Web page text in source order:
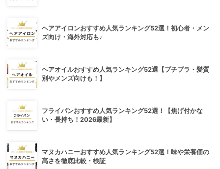
ヘアアイロンおすすめ人気ランキング52選！初心者・メン
ズ向け・海外対応も♪
ヘアオイルおすすめ人気ランキング52選【プチプラ・髪質
別やメンズ向けも！】
フライパンおすすめ人気ランキング52選！【焦げ付かな
い・長持ち！2026最新】
マヌカハニーおすすめ人気ランキング52選！味や栄養価の
高さを徹底比較・検証